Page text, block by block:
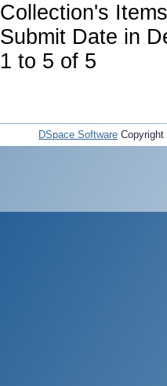
Collection's
Submit Date in
1 to 5 of 5
DSpace Software